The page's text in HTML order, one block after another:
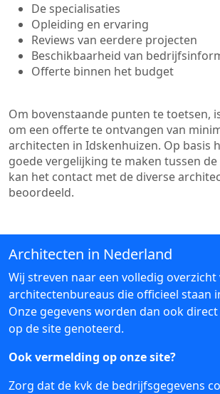
De specialisaties
Opleiding en ervaring
Reviews van eerdere projecten
Beschikbaarheid van
Offerte binnen het budget
Om bovenstaande punten te toetsen,
om een offerte te ontvangen van
architecten in Idskenhuizen. Op basis
goede vergelijking te maken tussen
kan het contact met de diverse
beoordeeld.
Architecten in Nederland
Wij streven naar een volledig overzicht
architectenbureaus die officieel staan
Onze gegevens worden dan ook direct
op de site genoteerd.
Ook vermelding op onze site?
Zorg dat de kvk de bedrijfsgegevens